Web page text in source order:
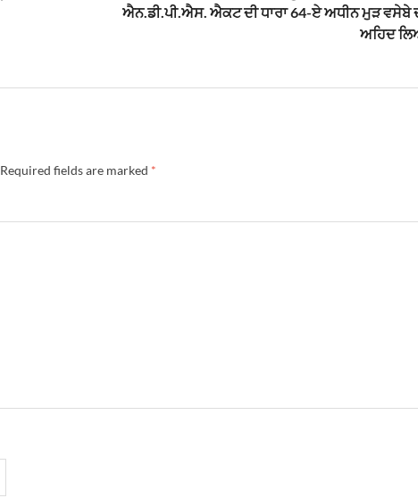
ਐਨ.ਡੀ.ਪੀ.ਐਸ. ਐਕਟ ਦੀ ਧਾਰਾ 64-ਏ ਅਧੀਨ ਮੁੜ ਵਸੇਬੇ
ਅਹਿਦ
Required fields are marked *